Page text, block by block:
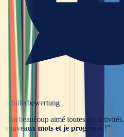
Schülerbewertung
J'ai beaucoup aimé toutes les activités.
nouveaux mots et je progresse !”